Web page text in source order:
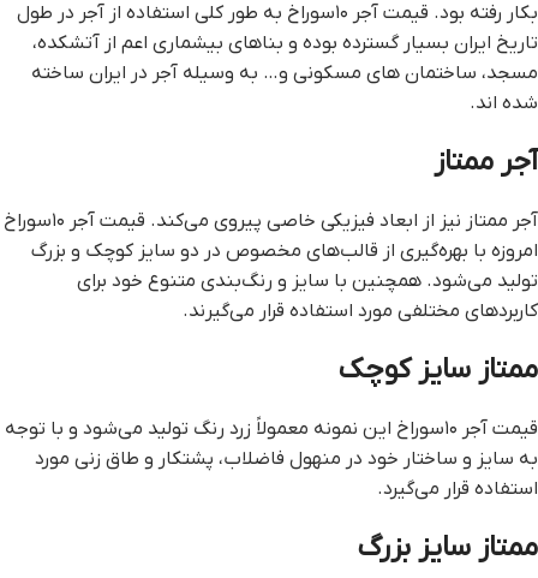
بکار رفته بود. قیمت آجر ۱۰سوراخ به طور کلی استفاده از آجر در طول
تاریخ ایران بسیار گسترده بوده و بناهای بیشماری اعم از آتشکده،
مسجد، ساختمان های مسکونی و… به وسیله آجر در ایران ساخته
شده اند.
آجر ممتاز
آجر ممتاز نیز از ابعاد فیزیکی خاصی پیروی می‌کند. قیمت آجر ۱۰سوراخ
امروزه با بهره‌گیری از قالب‌های مخصوص در دو سایز کوچک و بزرگ
تولید می‌شود. همچنین با سایز و رنگ‌بندی متنوع‌ خود برای
کاربردهای مختلفی مورد استفاده قرار می‌گیرند.
ممتاز سایز کوچک
قیمت آجر ۱۰سوراخ این نمونه معمولاً زرد رنگ تولید می‌شود و با توجه
به سایز و ساختار خود در منهول فاضلاب، پشتکار و طاق زنی مورد
استفاده قرار می‌گیرد.
ممتاز سایز بزرگ